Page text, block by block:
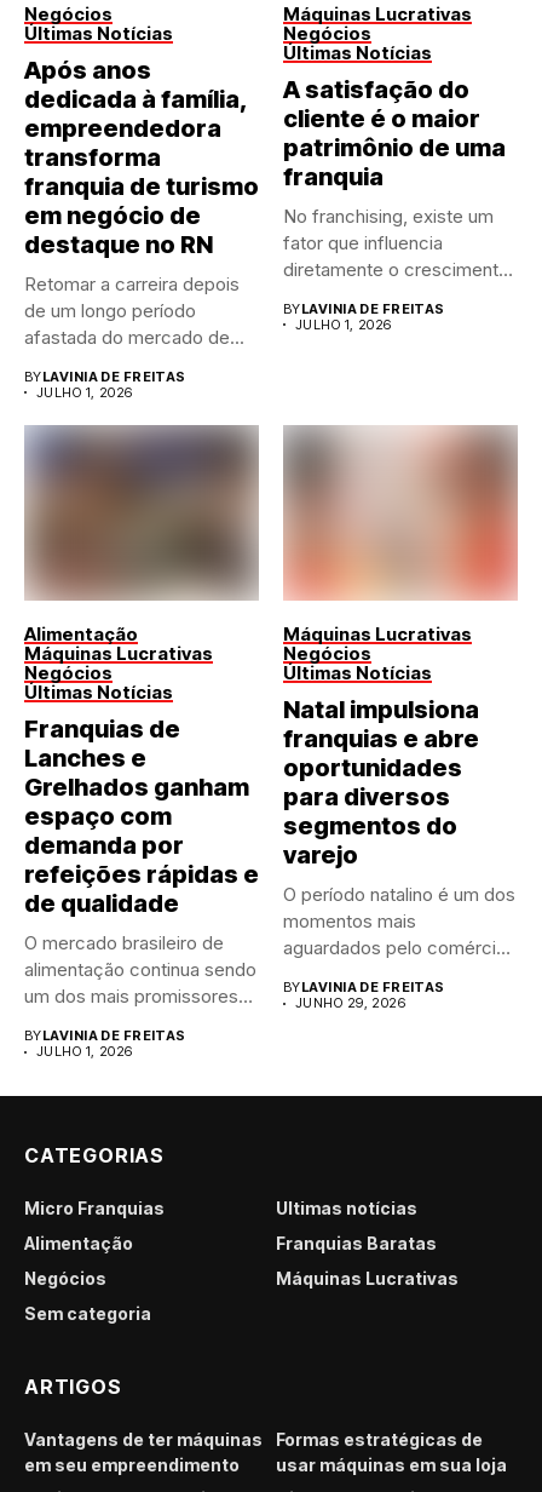
Negócios
Últimas Notícias
Após anos
dedicada à família,
empreendedora
transforma
franquia de turismo
em negócio de
destaque no RN
Retomar a carreira depois
de um longo período
afastada do mercado de...
BYLAVINIA DE FREITAS
JULHO 1, 2026
Máquinas Lucrativas
Negócios
Últimas Notícias
A satisfação do
cliente é o maior
patrimônio de uma
franquia
No franchising, existe um
fator que influencia
diretamente o crescimento
BYLAVINIA DE FREITAS
JULHO 1, 2026
Alimentação
Máquinas Lucrativas
Negócios
Últimas Notícias
Franquias de
Lanches e
Grelhados ganham
espaço com
demanda por
refeições rápidas e
de qualidade
O mercado brasileiro de
alimentação continua sendo
um dos mais promissores
BYLAVINIA DE FREITAS
JULHO 1, 2026
Máquinas Lucrativas
Negócios
Últimas Notícias
Natal impulsiona
franquias e abre
oportunidades
para diversos
segmentos do
varejo
O período natalino é um dos
momentos mais
aguardados pelo comércio
BYLAVINIA DE FREITAS
JUNHO 29, 2026
CATEGORIAS
Micro Franquias
Últimas notícias
Alimentação
Franquias Baratas
Negócios
Máquinas Lucrativas
Sem categoria
ARTIGOS
Vantagens de ter máquinas
em seu empreendimento
Formas estratégicas de
usar máquinas em sua loja